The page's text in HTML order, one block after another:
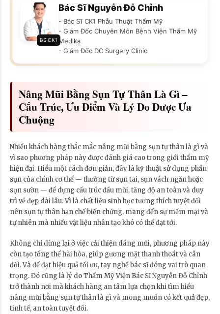
BS CK1
Bác Sĩ Nguyễn Đỗ Chỉnh
- Bác Sĩ CK1 Phẫu Thuật Thẩm Mỹ
- Giám Đốc Chuyên Môn Bệnh Viện Thẩm Mỹ
Medika
- Giám Đốc DC Surgery Clinic
Nâng Mũi Bằng Sụn Tự Thân Là Gì –
Cấu Trúc, Ưu Điểm Và Lý Do Được Ưa
Chuộng
Nhiều khách hàng thắc mắc nâng mũi bằng sụn tự thân là gì và
vì sao phương pháp này được đánh giá cao trong giới thẩm mỹ
hiện đại. Hiểu một cách đơn giản, đây là kỹ thuật sử dụng phần
sụn của chính cơ thể — thường từ sụn tai, sụn vách ngăn hoặc
sụn sườn — để dựng cấu trúc đầu mũi, tăng độ an toàn và duy
trì vẻ đẹp dài lâu. Vì là chất liệu sinh học tương thích tuyệt đối
nên sụn tự thân hạn chế biến chứng, mang đến sự mềm mại và
tự nhiên mà nhiều vật liệu nhân tạo khó có thể đạt tới.
Không chỉ dừng lại ở việc cải thiện dáng mũi, phương pháp này
còn tạo tổng thể hài hòa, giúp gương mặt thanh thoát và cân
đối. Và để đạt hiệu quả tối ưu, tay nghề bác sĩ đóng vai trò quan
trọng. Đó cũng là lý do Thẩm Mỹ Viện Bác Sĩ Nguyễn Đỗ Chỉnh
trở thành nơi mà khách hàng an tâm lựa chọn khi tìm hiểu
nâng mũi bằng sụn tự thân là gì và mong muốn có kết quả đẹp,
tinh tế, an toàn tuyệt đối.